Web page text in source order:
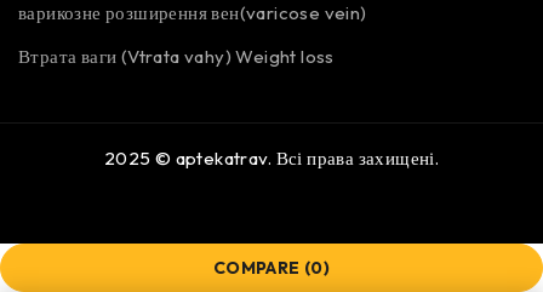
варикозне розширення вен(varicose vein)
Втрата ваги (Vtrata vahy) Weight loss
2025 © aptekatrav. Всі права захищені.
COMPARE (0)